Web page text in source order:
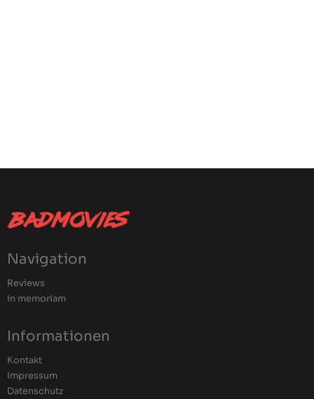
Navigation
Reviews
In memoriam
Informationen
Kontakt
Impressum
Datenschutz